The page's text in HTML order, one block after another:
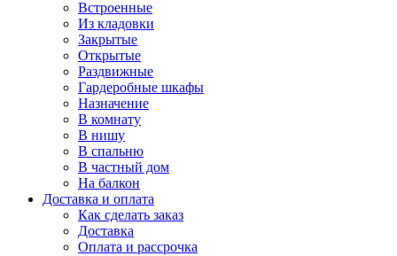
Встроенные
Из кладовки
Закрытые
Открытые
Раздвижные
Гардеробные шкафы
Назначение
В комнату
В нишу
В спальню
В частный дом
На балкон
Доставка и оплата
Как сделать заказ
Доставка
Оплата и рассрочка